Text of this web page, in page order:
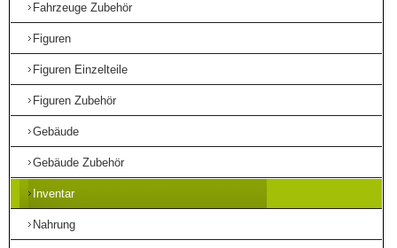
Fahrzeuge Zubehör
Figuren
Figuren Einzelteile
Figuren Zubehör
Gebäude
Gebäude Zubehör
Inventar
Nahrung